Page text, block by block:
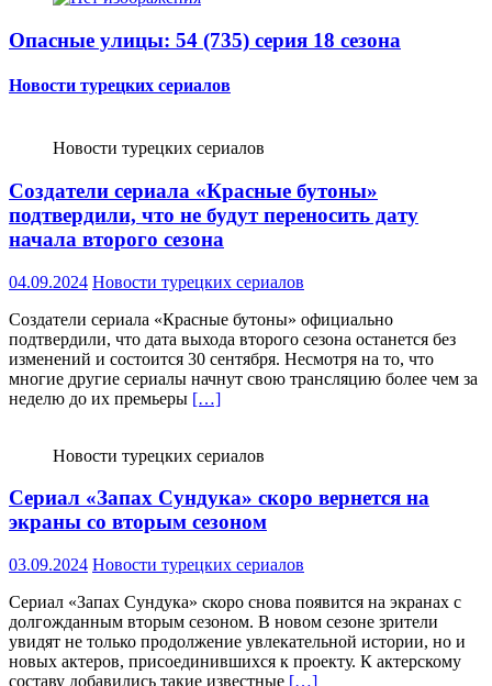
Опасные улицы: 54 (735) серия 18 сезона
Новости турецких сериалов
Новости турецких сериалов
Создатели сериала «Красные бутоны»
подтвердили, что не будут переносить дату
начала второго сезона
04.09.2024 Новости турецких сериалов
Создатели сериала «Красные бутоны» официально
подтвердили, что дата выхода второго сезона останется без
изменений и состоится 30 сентября. Несмотря на то, что
многие другие сериалы начнут свою трансляцию более чем за
неделю до их премьеры […]
Новости турецких сериалов
Сериал «Запах Сундука» скоро вернется на
экраны со вторым сезоном
03.09.2024 Новости турецких сериалов
Сериал «Запах Сундука» скоро снова появится на экранах с
долгожданным вторым сезоном. В новом сезоне зрители
увидят не только продолжение увлекательной истории, но и
новых актеров, присоединившихся к проекту. К актерскому
составу добавились такие известные […]